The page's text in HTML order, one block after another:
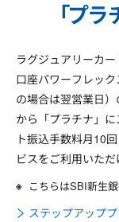
ラグジュアリーカ
口座パワーフレッ
の場合は翌営業日
から「プラチナ」
ト振込手数料月10
ビスをご利用いただ
こちらはSBI新生
ステップアップ